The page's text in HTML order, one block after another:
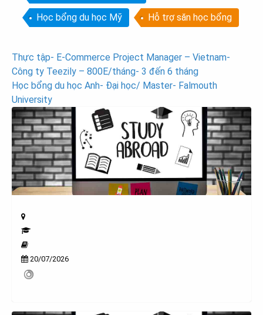
Học bổng du học Mỹ Hỗ trợ săn học bổng
Post
navigation
Thực tập- E-Commerce Project Manager – Vietnam-
Công ty Teezily – 800E/tháng- 3 đến 6 tháng
Học bổng du học Anh- Đại học/ Master- Falmouth
University
20/07/2026